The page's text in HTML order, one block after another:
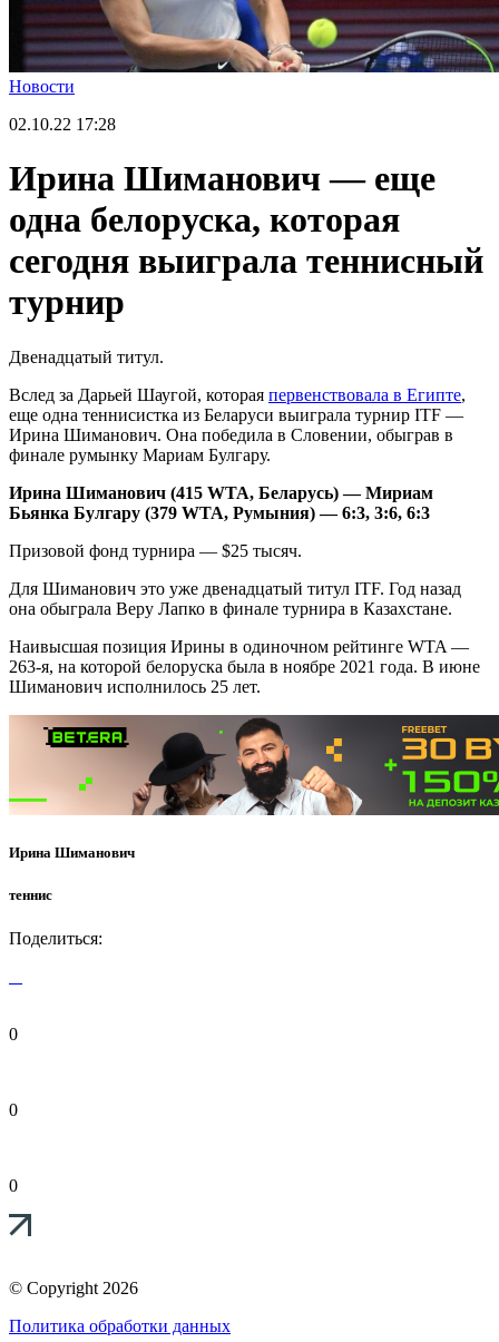
Новости
02.10.22 17:28
Ирина Шиманович — еще
одна белоруска, которая
сегодня выиграла теннисный
турнир
Двенадцатый титул.
Вслед за Дарьей Шаугой, которая первенствовала в Египте,
еще одна теннисистка из Беларуси выиграла турнир ITF —
Ирина Шиманович. Она победила в Словении, обыграв в
финале румынку Мариам Булгару.
Ирина Шиманович (415 WTA, Беларусь) — Мириам
Бьянка Булгару (379 WTA, Румыния) — 6:3, 3:6, 6:3
Призовой фонд турнира — $25 тысяч.
Для Шиманович это уже двенадцатый титул ITF. Год назад
она обыграла Веру Лапко в финале турнира в Казахстане.
Наивысшая позиция Ирины в одиночном рейтинге WTA —
263-я, на которой белоруска была в ноябре 2021 года. В июне
Шиманович исполнилось 25 лет.
Ирина Шиманович
теннис
Поделиться:
0
0
0
© Copyright 2026
Политика обработки данных